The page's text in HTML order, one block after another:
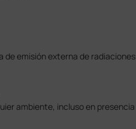
de emisión externa de radiaciones
ambiente, incluso en presencia